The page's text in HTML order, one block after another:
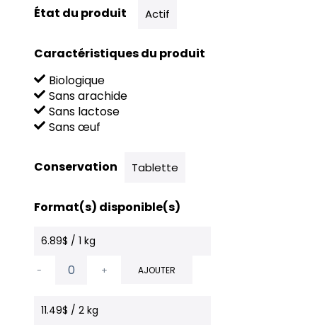
État du produit Actif
Caractéristiques du produit
Biologique
Sans arachide
Sans lactose
Sans œuf
Conservation Tablette
Format(s) disponible(s)
6.89$ / 1 kg
- + AJOUTER
11.49$ / 2 kg